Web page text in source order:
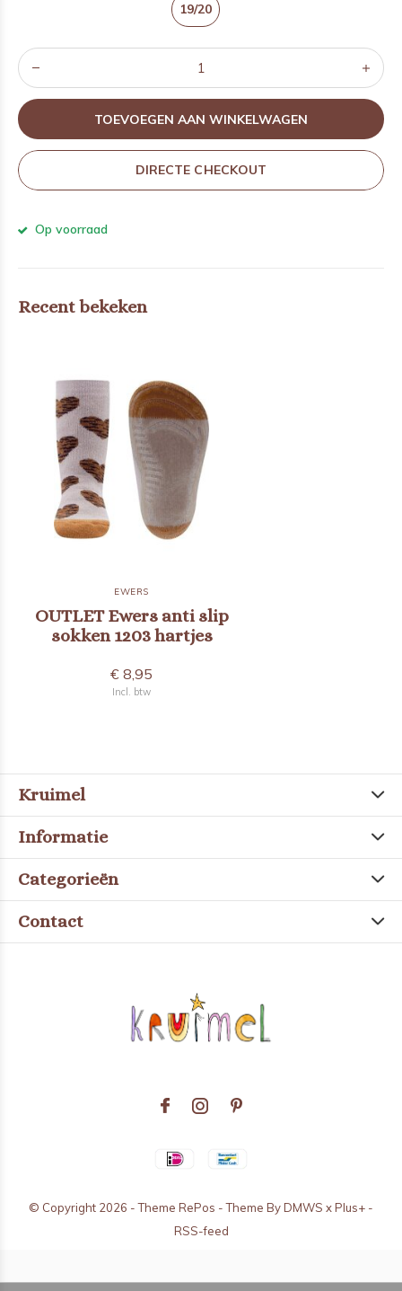
19/20
TOEVOEGEN AAN WINKELWAGEN
DIRECTE CHECKOUT
Op voorraad
Recent bekeken
EWERS
OUTLET Ewers anti slip
sokken 1203 hartjes
€ 8,95
Incl. btw
Kruimel
Informatie
Categorieën
Contact
© Copyright 2026 - Theme RePos - Theme ByDMWS xPlus+ -
RSS-feed